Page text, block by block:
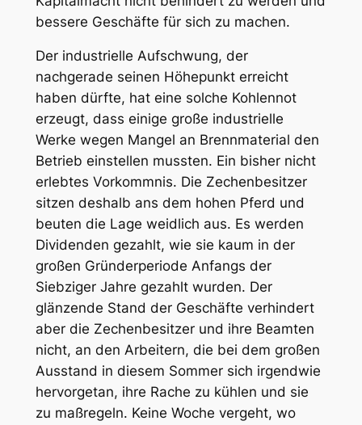
bessere Geschäfte für sich zu machen.
Der industrielle Aufschwung, der
nachgerade seinen Höhepunkt erreicht
haben dürfte, hat eine solche Kohlennot
erzeugt, dass einige große industrielle
Werke wegen Mangel an Brennmaterial den
Betrieb einstellen mussten. Ein bisher nicht
erlebtes Vorkommnis. Die Zechenbesitzer
sitzen deshalb ans dem hohen Pferd und
beuten die Lage weidlich aus. Es werden
Dividenden gezahlt, wie sie kaum in der
großen Gründerperiode Anfangs der
Siebziger Jahre gezahlt wurden. Der
glänzende Stand der Geschäfte verhindert
aber die Zechenbesitzer und ihre Beamten
nicht, an den Arbeitern, die bei dem großen
Ausstand in diesem Sommer sich irgendwie
hervorgetan, ihre Rache zu kühlen und sie
zu maßregeln. Keine Woche vergeht, wo